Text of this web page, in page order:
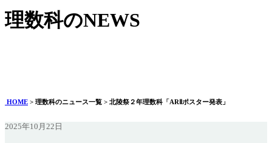
理数科のNEWS
HOME > 理数科のニュース一覧 > 北陵祭２年理数科「ARⅡポスター発表」
2025年10月22日